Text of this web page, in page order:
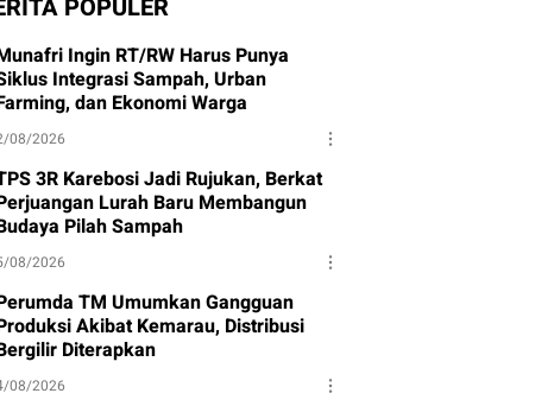
POPULER
Ingin RT/RW Harus Punya
Integrasi Sampah, Urban
dan Ekonomi Warga
08/2026
3R Karebosi Jadi Rujukan, Berkat
Lurah Baru Membangun
Pilah Sampah
08/2026
TM Umumkan Gangguan
Akibat Kemarau, Distribusi
Diterapkan
08/2026